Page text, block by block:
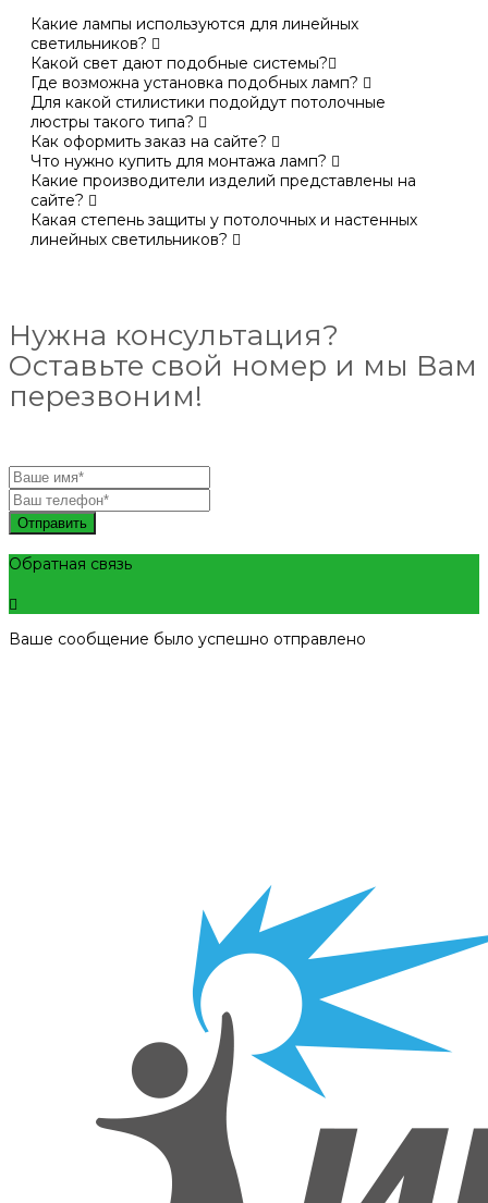
Какие лампы используются для линейных
светильников?
Какой свет дают подобные системы?
Где возможна установка подобных ламп?
Для какой стилистики подойдут потолочные
люстры такого типа?
Как оформить заказ на сайте?
Что нужно купить для монтажа ламп?
Какие производители изделий представлены на
сайте?
Какая степень защиты у потолочных и настенных
линейных светильников?
Нужна консультация?
Оставьте свой номер и мы Вам
перезвоним!
Отправить
Обратная связь
Ваше сообщение было успешно отправлено